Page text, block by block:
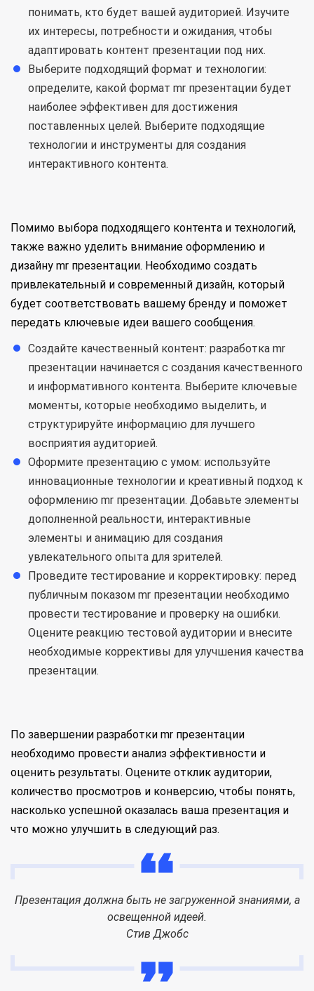
понимать, кто будет вашей аудиторией. Изучите
их интересы, потребности и ожидания, чтобы
адаптировать контент презентации под них.
Выберите подходящий формат и технологии:
определите, какой формат mr презентации будет
наиболее эффективен для достижения
поставленных целей. Выберите подходящие
технологии и инструменты для создания
интерактивного контента.
Помимо выбора подходящего контента и технологий,
также важно уделить внимание оформлению и
дизайну mr презентации. Необходимо создать
привлекательный и современный дизайн, который
будет соответствовать вашему бренду и поможет
передать ключевые идеи вашего сообщения.
Создайте качественный контент: разработка mr
презентации начинается с создания качественного
и информативного контента. Выберите ключевые
моменты, которые необходимо выделить, и
структурируйте информацию для лучшего
восприятия аудиторией.
Оформите презентацию с умом: используйте
инновационные технологии и креативный подход к
оформлению mr презентации. Добавьте элементы
дополненной реальности, интерактивные
элементы и анимацию для создания
увлекательного опыта для зрителей.
Проведите тестирование и корректировку: перед
публичным показом mr презентации необходимо
провести тестирование и проверку на ошибки.
Оцените реакцию тестовой аудитории и внесите
необходимые коррективы для улучшения качества
презентации.
По завершении разработки mr презентации
необходимо провести анализ эффективности и
оценить результаты. Оцените отклик аудитории,
количество просмотров и конверсию, чтобы понять,
насколько успешной оказалась ваша презентация и
что можно улучшить в следующий раз.
Презентация должна быть не загруженной знаниями, а
освещенной идеей.
Стив Джобс